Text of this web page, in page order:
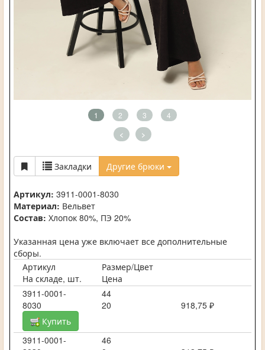
1 2 3 4
< >
Закладки Другие брюки
Артикул: 3911-0001-8030
Материал: Вельвет
Состав: Хлопок 80%, ПЭ 20%
Указанная цена уже включает все дополнительные
сборы.
Артикул
Размер/Цвет
На складе, шт.
Цена
3911-0001-
8030
44
20
918,75 ₽
Купить
3911-0001-
46